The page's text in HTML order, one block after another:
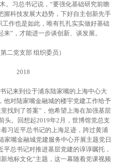
。习总书记说，“要强化基础研究前瞻
握科技发展大趋势，下好自主创新先手
作也是如此，唯有扎扎实实做好基础
”，才能进一步谈创新、谈发展。
二党支部 组织委员）
2018
记来到位于浦东陆家嘴的上海中心大
他对陆家嘴金融城的楼宇党建工作给予
找到了答案”，他希望上海在加强基层
头。回想起2019年2月，世博馆党总支
习近平总书记的上海足迹，跨过黄浦
家嘴金融城党建服务中心开展主题党日
总书记对推进基层党建的谆谆嘱托，
地标文化”主题，这一幕随着党课视频